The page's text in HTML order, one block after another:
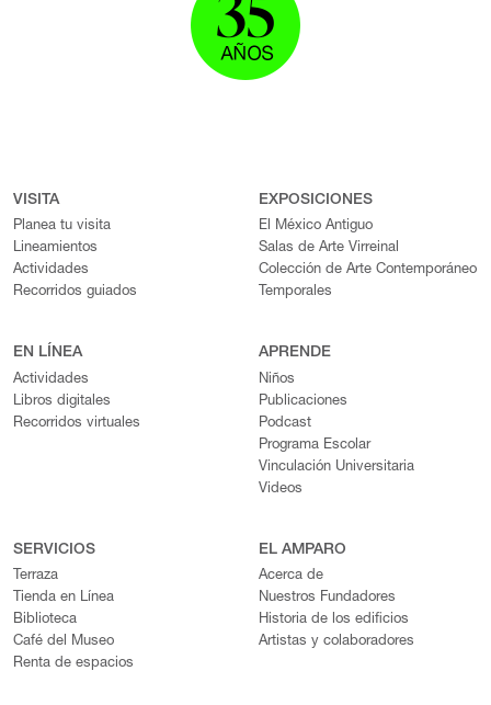
VISITA
Planea tu visita
Lineamientos
Actividades
Recorridos guiados
EXPOSICIONES
El México Antiguo
Salas de Arte Virreinal
Colección de Arte Contemporáneo
Temporales
EN LÍNEA
Actividades
Libros digitales
Recorridos virtuales
APRENDE
Niños
Publicaciones
Podcast
Programa Escolar
Vinculación Universitaria
Videos
SERVICIOS
Terraza
Tienda en Línea
Biblioteca
Café del Museo
Renta de espacios
EL AMPARO
Acerca de
Nuestros Fundadores
Historia de los edificios
Artistas y colaboradores